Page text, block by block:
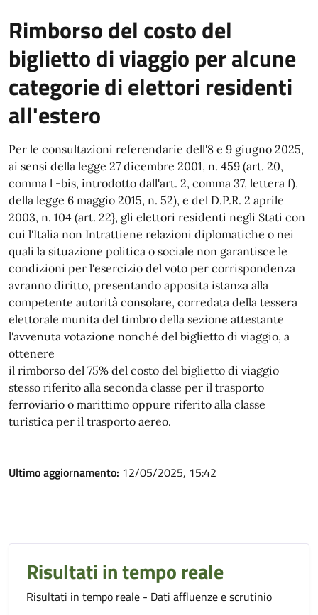
Rimborso del costo del
biglietto di viaggio per alcune
categorie di elettori residenti
all'estero
Per le consultazioni referendarie dell'8 e 9 giugno 2025,
ai sensi della legge 27 dicembre 2001, n. 459 (art. 20,
comma l -bis, introdotto dall'art. 2, comma 37, lettera f),
della legge 6 maggio 2015, n. 52), e del D.P.R. 2 aprile
2003, n. 104 (art. 22}, gli elettori residenti negli Stati con
cui l'Italia non Intrattiene relazioni diplomatiche o nei
quali la situazione politica o sociale non garantisce le
condizioni per l'esercizio del voto per corrispondenza
avranno diritto, presentando apposita istanza alla
competente autorità consolare, corredata della tessera
elettorale munita del timbro della sezione attestante
l'avvenuta votazione nonché del biglietto di viaggio, a
ottenere
il rimborso del 75% del costo del biglietto di viaggio
stesso riferito alla seconda classe per il trasporto
ferroviario o marittimo oppure riferito alla classe
turistica per il trasporto aereo.
Ultimo aggiornamento: 12/05/2025, 15:42
Risultati in tempo reale
Risultati in tempo reale - Dati affluenze e scrutinio